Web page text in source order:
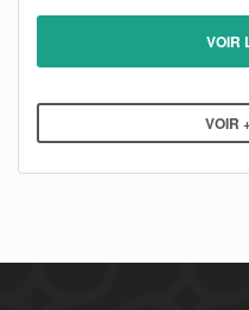
VOIR
VOIR